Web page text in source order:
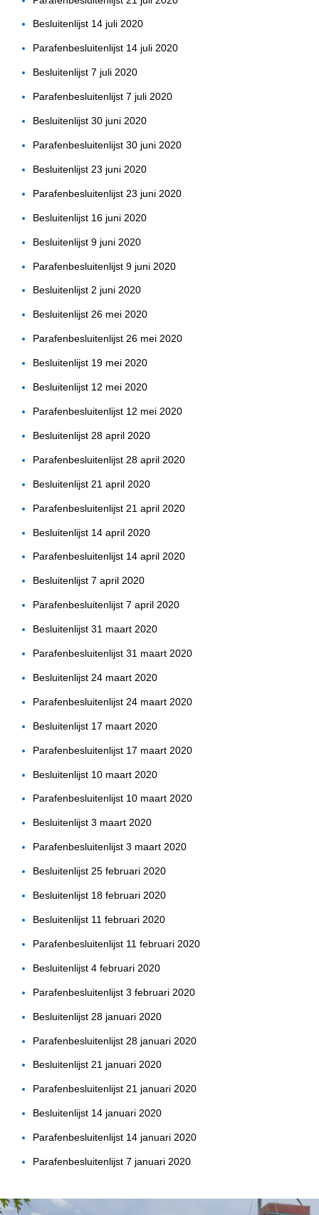
Besluitenlijst 14 juli 2020
Parafenbesluitenlijst 14 juli 2020
Besluitenlijst 7 juli 2020
Parafenbesluitenlijst 7 juli 2020
Besluitenlijst 30 juni 2020
Parafenbesluitenlijst 30 juni 2020
Besluitenlijst 23 juni 2020
Parafenbesluitenlijst 23 juni 2020
Besluitenlijst 16 juni 2020
Besluitenlijst 9 juni 2020
Parafenbesluitenlijst 9 juni 2020
Besluitenlijst 2 juni 2020
Besluitenlijst 26 mei 2020
Parafenbesluitenlijst 26 mei 2020
Besluitenlijst 19 mei 2020
Besluitenlijst 12 mei 2020
Parafenbesluitenlijst 12 mei 2020
Besluitenlijst 28 april 2020
Parafenbesluitenlijst 28 april 2020
Besluitenlijst 21 april 2020
Parafenbesluitenlijst 21 april 2020
Besluitenlijst 14 april 2020
Parafenbesluitenlijst 14 april 2020
Besluitenlijst 7 april 2020
Parafenbesluitenlijst 7 april 2020
Besluitenlijst 31 maart 2020
Parafenbesluitenlijst 31 maart 2020
Besluitenlijst 24 maart 2020
Parafenbesluitenlijst 24 maart 2020
Besluitenlijst 17 maart 2020
Parafenbesluitenlijst 17 maart 2020
Besluitenlijst 10 maart 2020
Parafenbesluitenlijst 10 maart 2020
Besluitenlijst 3 maart 2020
Parafenbesluitenlijst 3 maart 2020
Besluitenlijst 25 februari 2020
Besluitenlijst 18 februari 2020
Besluitenlijst 11 februari 2020
Parafenbesluitenlijst 11 februari 2020
Besluitenlijst 4 februari 2020
Parafenbesluitenlijst 3 februari 2020
Besluitenlijst 28 januari 2020
Parafenbesluitenlijst 28 januari 2020
Besluitenlijst 21 januari 2020
Parafenbesluitenlijst 21 januari 2020
Besluitenlijst 14 januari 2020
Parafenbesluitenlijst 14 januari 2020
Parafenbesluitenlijst 7 januari 2020